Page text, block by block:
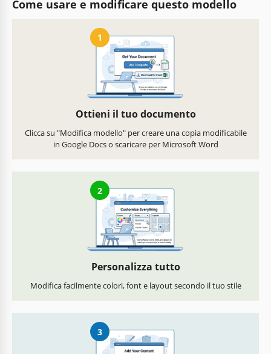
Come usare e modificare questo modello
1
Ottieni il tuo documento
Clicca su "Modifica modello" per creare una copia modificabile
in Google Docs o scaricare per Microsoft Word
2
Personalizza tutto
Modifica facilmente colori, font e layout secondo il tuo stile
3